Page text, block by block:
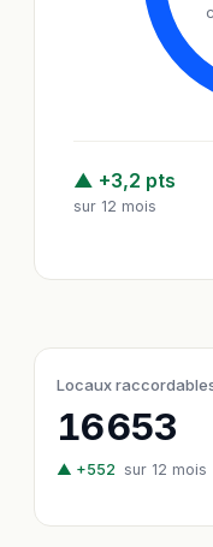
▲ +3,2 pts
sur 12 mois
Locaux
16 653
▲ +552 sur 12 mois